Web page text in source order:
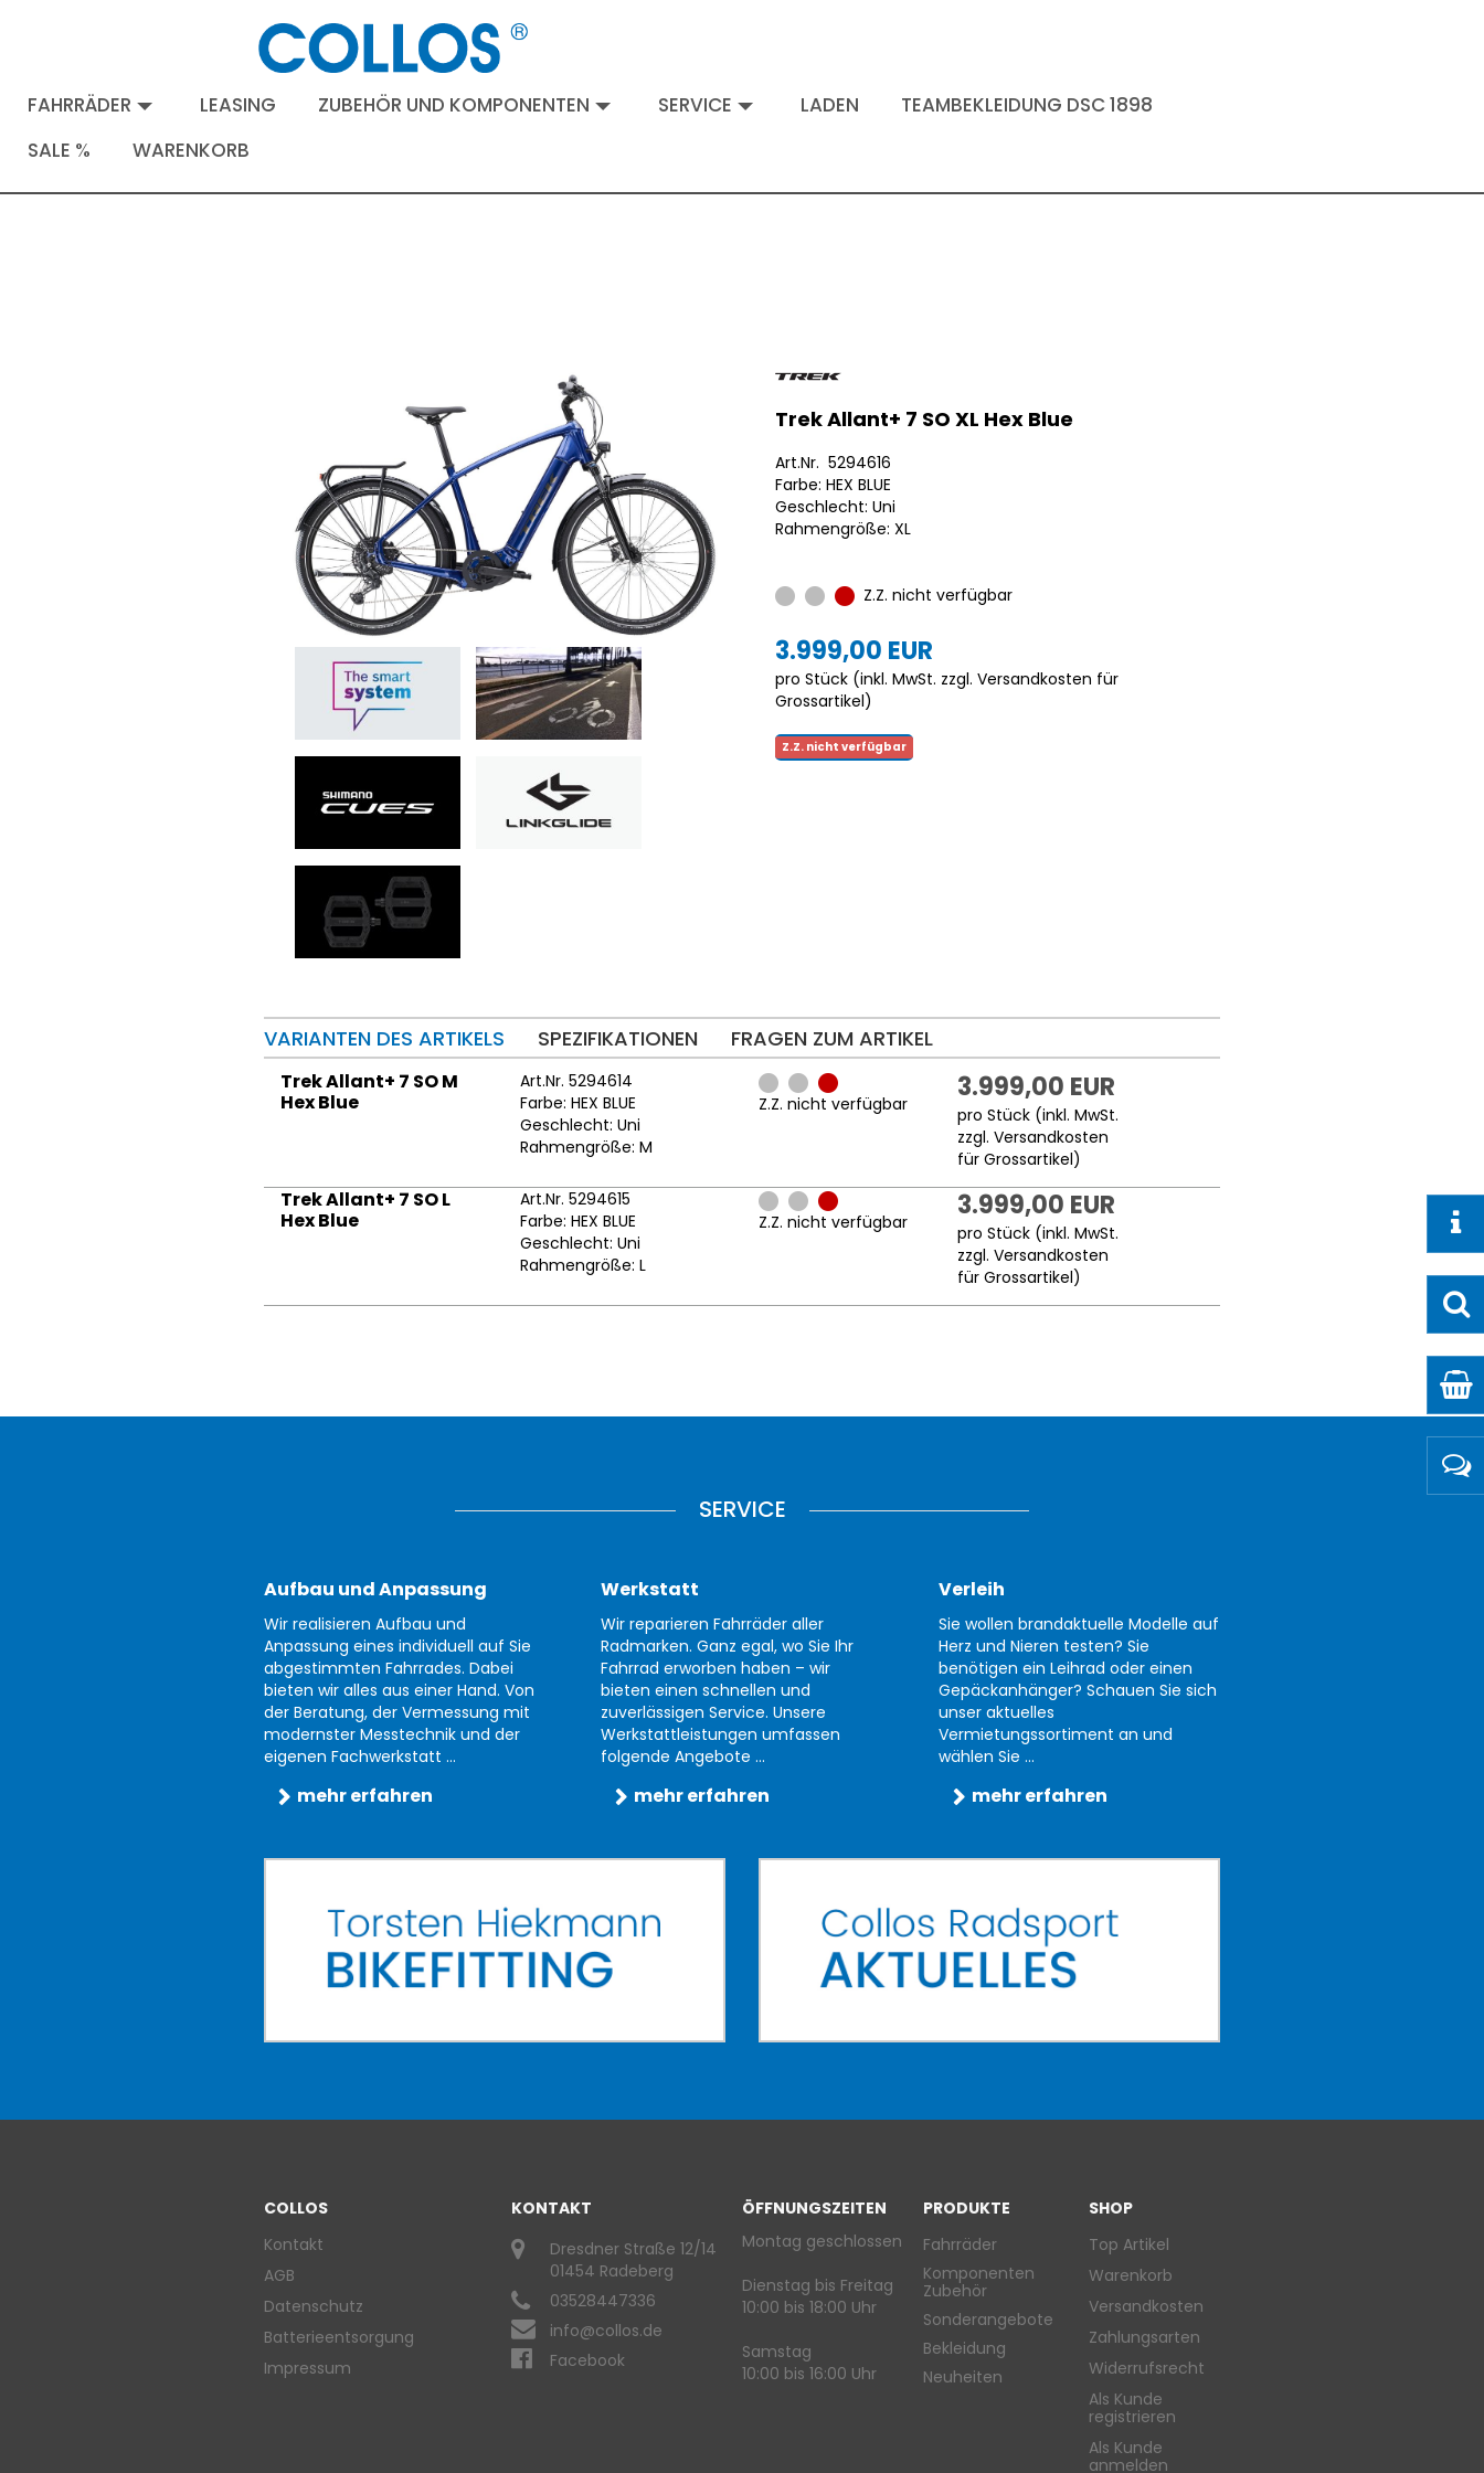
FAHRRÄDER LEASING ZUBEHÖR UND KOMPONENTEN SERVICE LADEN
TEAMBEKLEIDUNG DSC 1898
SALE %
WARENKORB
Trek Allant+ 7 SO XL Hex Blue
Art.Nr. 5294616
Farbe: HEX BLUE
Geschlecht: Uni
Rahmengröße: XL
Z.Z. nicht verfügbar
3.999,00 EUR
pro Stück (inkl. MwSt. zzgl. Versandkosten für
Grossartikel)
Z.Z. nicht verfügbar
VARIANTEN DES ARTIKELS SPEZIFIKATIONEN FRAGEN ZUM ARTIKEL
Trek Allant+ 7 SO M
Hex Blue
Art.Nr. 5294614
Farbe: HEX BLUE
Geschlecht: Uni
Rahmengröße: M
Z.Z. nicht verfügbar 3.999,00 EUR
pro Stück (inkl. MwSt.
zzgl.Versandkosten
für Grossartikel)
Trek Allant+ 7 SO L
Hex Blue
Art.Nr. 5294615
Farbe: HEX BLUE
Geschlecht: Uni
Rahmengröße: L
Z.Z. nicht verfügbar 3.999,00 EUR
pro Stück (inkl. MwSt.
zzgl.Versandkosten
für Grossartikel)
SERVICE
Aufbau und Anpassung
Wir realisieren Aufbau und
Anpassung eines individuell auf Sie
abgestimmten Fahrrades. Dabei
bieten wir alles aus einer Hand. Von
der Beratung, der Vermessung mit
modernster Messtechnik und der
eigenen Fachwerkstatt ...
mehr erfahren
Werkstatt
Wir reparieren Fahrräder aller
Radmarken. Ganz egal, wo Sie Ihr
Fahrrad erworben haben – wir
bieten einen schnellen und
zuverlässigen Service. Unsere
Werkstattleistungen umfassen
folgende Angebote ...
mehr erfahren
Verleih
Sie wollen brandaktuelle Modelle auf
Herz und Nieren testen? Sie
benötigen ein Leihrad oder einen
Gepäckanhänger? Schauen Sie sich
unser aktuelles
Vermietungssortiment an und
wählen Sie ...
mehr erfahren
COLLOS
Kontakt
AGB
Datenschutz
Batterieentsorgung
Impressum
KONTAKT
Dresdner Straße 12/14
01454 Radeberg
03528447336
info@collos.de
Facebook
ÖFFNUNGSZEITEN
Montag geschlossen
Dienstag bis Freitag
10:00 bis 18:00 Uhr
Samstag
10:00 bis 16:00 Uhr
PRODUKTE
Fahrräder
Komponenten
Zubehör
Sonderangebote
Bekleidung
Neuheiten
SHOP
Top Artikel
Warenkorb
Versandkosten
Zahlungsarten
Widerrufsrecht
Als Kunde
registrieren
Als Kunde
anmelden